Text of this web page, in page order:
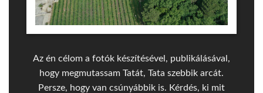
Az én célom a fotók készítésével, publikálásával,
hogy megmutassam Tatát, Tata szebbik arcát.
Persze, hogy van csúnyábbik is. Kérdés, ki mit